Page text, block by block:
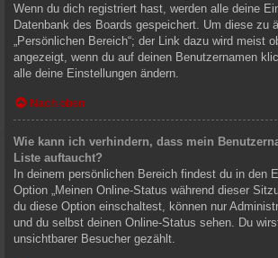
Wenn du dich registriert hast, werden alle deine
Datenbank des Boards gespeichert. Um diese zu
„Persönlichen Bereich“; der Link dazu wird meist
angezeigt, wenn du auf deinen Benutzernamen
alle deine Einstellungen ändern.
Nach oben
Wie kann ich verhindern, dass mein
Liste auftaucht?
In deinem persönlichen Bereich findest du in den
Option „Meinen Online-Status während dieser
du diese Option einschaltest, können nur
und du selbst deinen Online-Status sehen. Du
unsichtbarer Besucher gezählt.